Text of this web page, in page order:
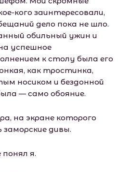
кого заинтересовали,
дело пока не шло.
обильный ужин и
успешное
к столу была его
как тростинка,
носиком и бездонной
— само обояние.
на экране которого
заморские дивы.
я.